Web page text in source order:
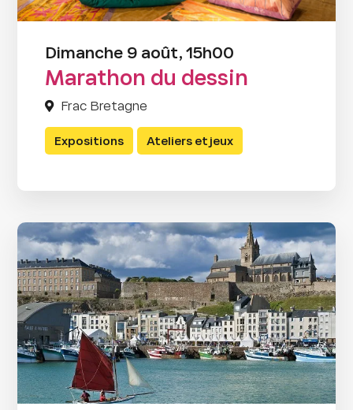
Dimanche 9 août, 15h00
Marathon du dessin
Frac Bretagne
Expositions Ateliers et jeux